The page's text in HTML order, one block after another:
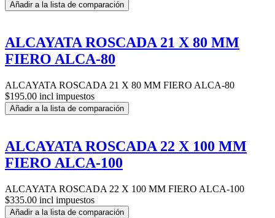
Añadir a la lista de comparación
ALCAYATA ROSCADA 21 X 80 MM
FIERO ALCA-80
ALCAYATA ROSCADA 21 X 80 MM FIERO ALCA-80
$195.00 incl impuestos
Añadir a la lista de comparación
ALCAYATA ROSCADA 22 X 100 MM
FIERO ALCA-100
ALCAYATA ROSCADA 22 X 100 MM FIERO ALCA-100
$335.00 incl impuestos
Añadir a la lista de comparación